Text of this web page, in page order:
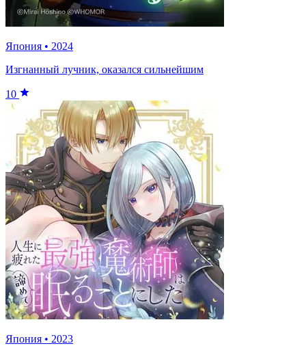
Япония • 2024
Изгнанный лучник, оказался сильнейшим
10
Япония • 2023